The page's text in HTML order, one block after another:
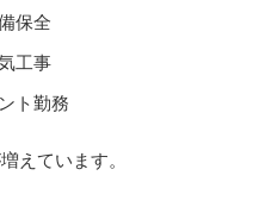
保全
工事
ト勤務
えています。